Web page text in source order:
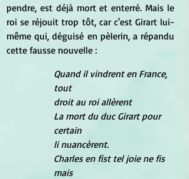
pendre, est déjà mort et enterré. Mais le
roi se réjouit trop tôt, car c'est Girart lui-
même qui, déguisé en pèlerin, a répandu
cette fausse nouvelle :
Quand il vindrent en France,
tout
droit au roi allèrent
La mort du duc Girart pour
certain
li nuancèrent.
Charles en fist tel joie ne fis
mais